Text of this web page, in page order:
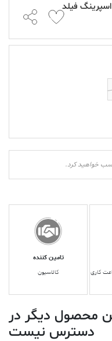
فیلد
خواهید کرد.
پست تا ۲۴ ساعت کاری
تامین کننده
کالاسیون
محصول دیگر در
دسترس نیست